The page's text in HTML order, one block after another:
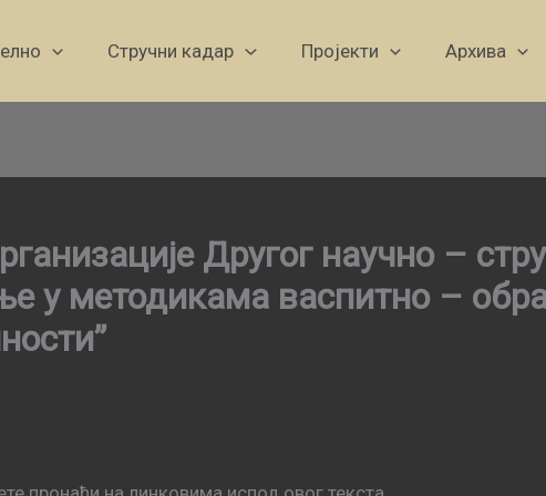
Стручни кадар Пројекти Архива
Другог научно –
у методикама васпитно –